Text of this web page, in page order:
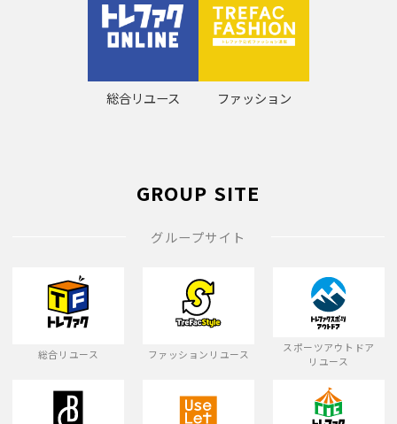
総合リユース ファッション
GROUP SITE
グループサイト
総合リユース ファッションリユース
スポーツアウトドア
リユース